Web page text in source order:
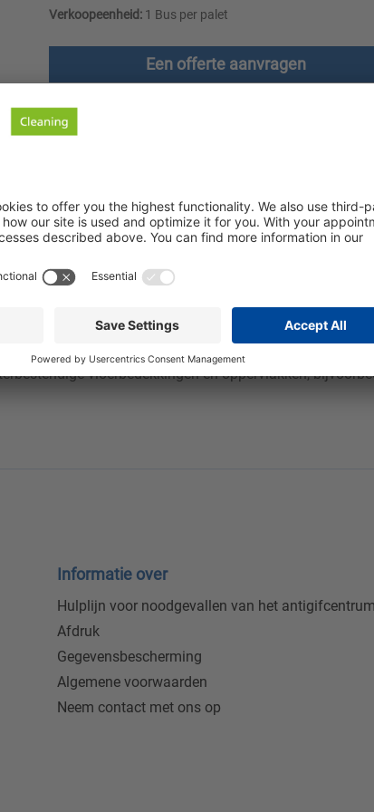
Verkoopeenheid:1 Bus per palet
Een offerte aanvragen
ruikt. Ons product is perfect voor het
in de professionele contractreiniging. Het
in hoge concentraties. Dankzij de aangename geur
vloerbedekkingen en oppervlakken,
Informatie over
Hulplijn voor noodgevallen van het antigifcentrum
Afdruk
Gegevensbescherming
Algemene voorwaarden
Neem contact met ons op